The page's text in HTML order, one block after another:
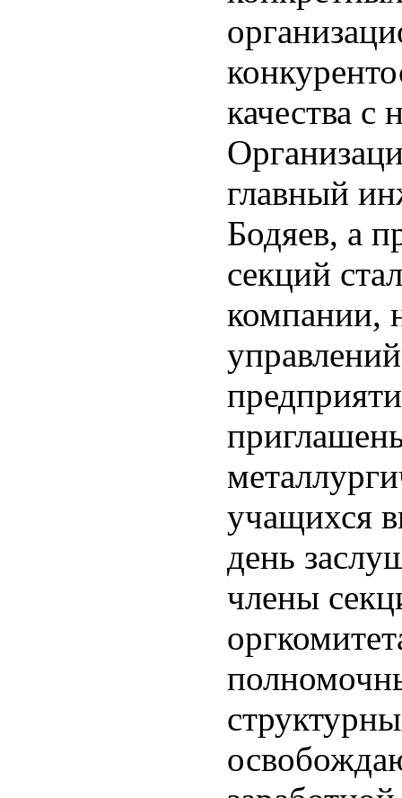
качества
главный
Бодяев, а
секций
компании,
учащихся
день
члены